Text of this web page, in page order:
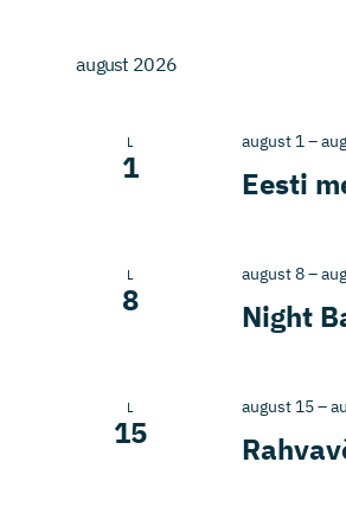
august 2026
L
1 Eesti
august 1–
L
8 Night
august 8–
L
15
august 15–